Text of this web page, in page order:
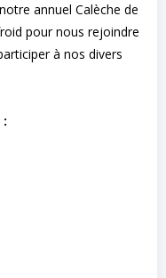
annuel Calèche de
pour nous rejoindre
à nos divers